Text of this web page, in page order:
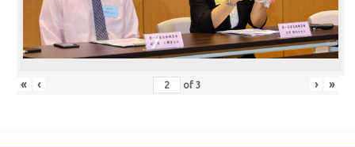
« ‹ of3 › »